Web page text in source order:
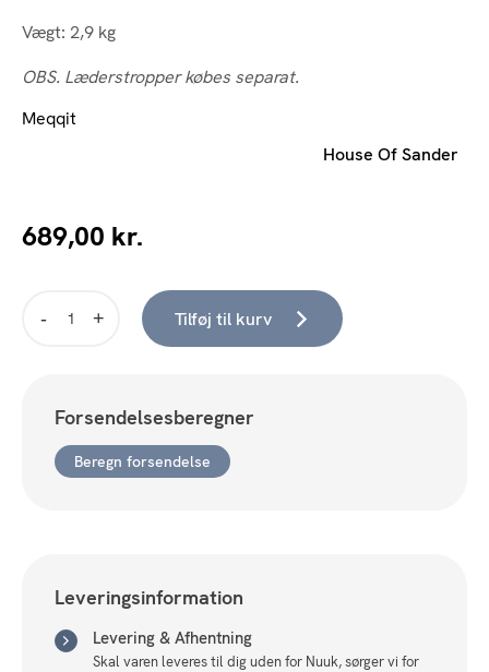
Vægt: 2,9 kg
OBS. Læderstropper købes separat.
Meqqit
House Of Sander
689,00 kr.
vintage
Tilføj til kurv
Forsendelsesberegner
Beregn forsendelse
Leveringsinformation
Levering & Afhentning
Skal varen leveres til dig uden for Nuuk, sørger vi for